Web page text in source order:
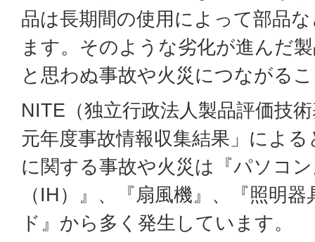
品は長期間の使用によって部品
ます。そのような劣化が進んだ
と思わぬ事故や火災につながる
NITE（独立行政法人製品評価技
元年度事故情報収集結果」によ
に関する事故や火災は『パソコ
（IH）』、『扇風機』、『照明
ド』から多く発生しています。